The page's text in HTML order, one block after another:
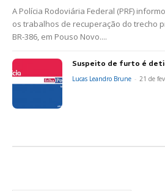
A Polícia Rodoviária Federal (PRF)
os trabalhos de recuperação do trecho
BR-386, em Pouso Novo....
Suspeito de furto é
Lucas Leandro Brune - 21 de